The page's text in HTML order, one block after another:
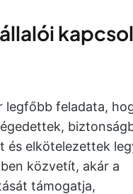
legfőbb feladata,
és elkötelezettek
közvetít, akár a
támogatja,